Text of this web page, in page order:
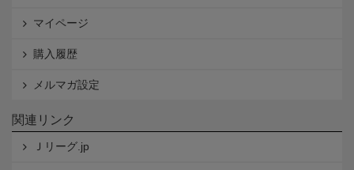
マイページ
購入履歴
メルマガ設定
関連リンク
Ｊリーグ.jp